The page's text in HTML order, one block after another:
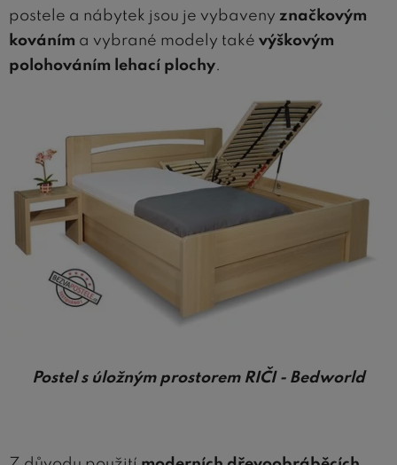
postele a nábytek jsou je vybaveny značkovým
kováním a vybrané modely také výškovým
polohováním lehací plochy.
Postel s úložným prostorem RIČI - Bedworld